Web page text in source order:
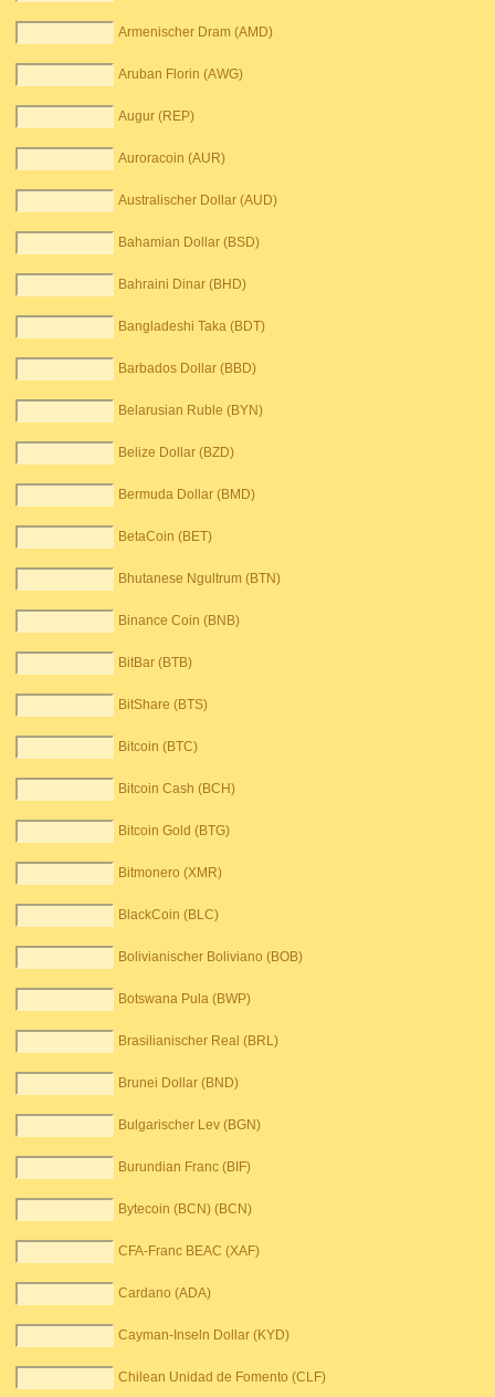
Armenischer Dram (AMD)
Aruban Florin (AWG)
Augur (REP)
Auroracoin (AUR)
Australischer Dollar (AUD)
Bahamian Dollar (BSD)
Bahraini Dinar (BHD)
Bangladeshi Taka (BDT)
Barbados Dollar (BBD)
Belarusian Ruble (BYN)
Belize Dollar (BZD)
Bermuda Dollar (BMD)
BetaCoin (BET)
Bhutanese Ngultrum (BTN)
Binance Coin (BNB)
BitBar (BTB)
BitShare (BTS)
Bitcoin (BTC)
Bitcoin Cash (BCH)
Bitcoin Gold (BTG)
Bitmonero (XMR)
BlackCoin (BLC)
Bolivianischer Boliviano (BOB)
Botswana Pula (BWP)
Brasilianischer Real (BRL)
Brunei Dollar (BND)
Bulgarischer Lev (BGN)
Burundian Franc (BIF)
Bytecoin (BCN) (BCN)
CFA-Franc BEAC (XAF)
Cardano (ADA)
Cayman-Inseln Dollar (KYD)
Chilean Unidad de Fomento (CLF)